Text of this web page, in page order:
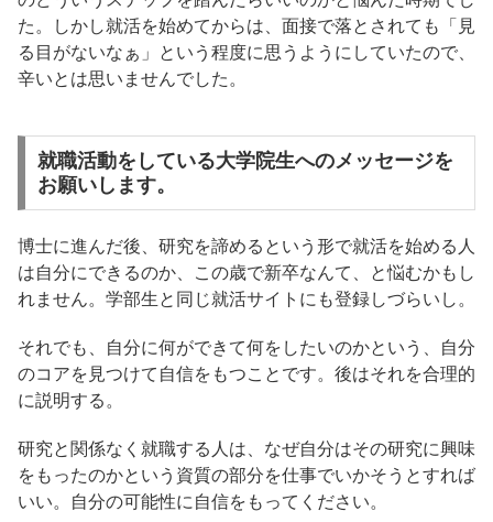
た。しかし就活を始めてからは、面接で落とされても「見
る目がないなぁ」という程度に思うようにしていたので、
辛いとは思いませんでした。
就職活動をしている大学院生へのメッセージを
お願いします。
博士に進んだ後、研究を諦めるという形で就活を始める人
は自分にできるのか、この歳で新卒なんて、と悩むかもし
れません。学部生と同じ就活サイトにも登録しづらいし。
それでも、自分に何ができて何をしたいのかという、自分
のコアを見つけて自信をもつことです。後はそれを合理的
に説明する。
研究と関係なく就職する人は、なぜ自分はその研究に興味
をもったのかという資質の部分を仕事でいかそうとすれば
いい。自分の可能性に自信をもってください。